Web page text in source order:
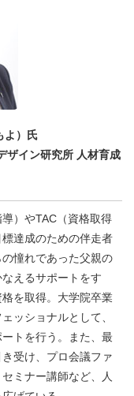
よ）氏
ザイン研究所 人材育成
）やTAC（資格取得
達成のための伴走者
憧れであった父親の
えるサポートをす
を取得。大学院卒業
ッショナルとして、
トを行う。また、最
受け、プロ会議ファ
ミナー講師など、人